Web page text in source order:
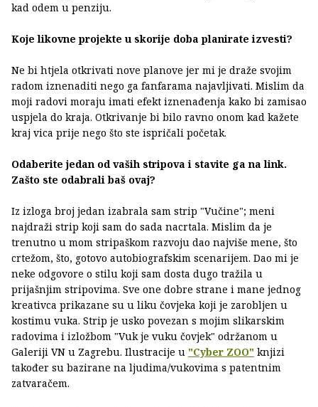
kad odem u penziju.
Koje likovne projekte u skorije doba planirate izvesti?
Ne bi htjela otkrivati nove planove jer mi je draže svojim
radom iznenaditi nego ga fanfarama najavljivati. Mislim da
moji radovi moraju imati efekt iznenađenja kako bi zamisao
uspjela do kraja. Otkrivanje bi bilo ravno onom kad kažete
kraj vica prije nego što ste ispričali početak.
Odaberite jedan od vaših stripova i stavite ga na link.
Zašto ste odabrali baš ovaj?
Iz izloga broj jedan izabrala sam strip "Vučine"; meni
najdraži strip koji sam do sada nacrtala. Mislim da je
trenutno u mom stripaškom razvoju dao najviše mene, što
crtežom, što, gotovo autobiografskim scenarijem. Dao mi je
neke odgovore o stilu koji sam dosta dugo tražila u
prijašnjim stripovima. Sve one dobre strane i mane jednog
kreativca prikazane su u liku čovjeka koji je zarobljen u
kostimu vuka. Strip je usko povezan s mojim slikarskim
radovima i izložbom "Vuk je vuku čovjek" održanom u
Galeriji VN u Zagrebu. Ilustracije u "Cyber ZOO" knjizi
također su bazirane na ljudima/vukovima s patentnim
zatvaračem.